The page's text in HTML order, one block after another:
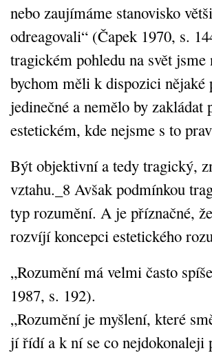
nebo zaujímáme stanovisko
odreagovali“ (Čapek 1970, s.
tragickém pohledu na svět
bychom měli k dispozici nějaké
jedinečné a nemělo by
estetickém, kde nejsme s to
Být objektivní a tedy tragický,
vztahu._8 Avšak podmínkou
typ rozumění. A je příznačné,
rozvíjí koncepci estetického
„Rozumění má velmi často
1987, s. 192).
„Rozumění je myšlení, které
jí řídí a k ní se co nejdokonaleji